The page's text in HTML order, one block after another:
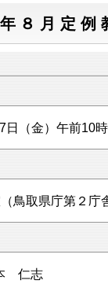
８月定例
日（金）午前10
鳥取県庁第２庁
仁志